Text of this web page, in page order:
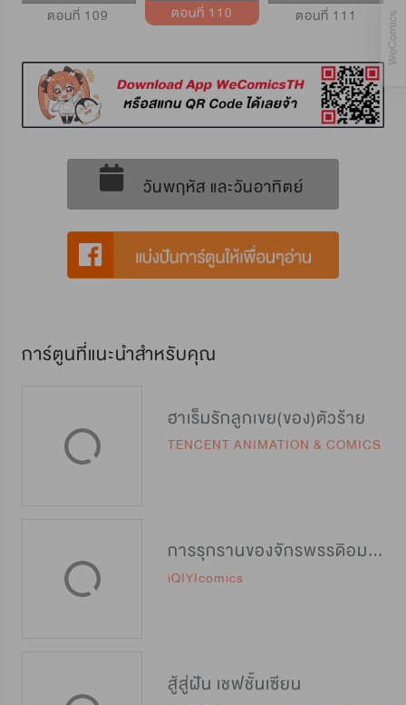
ตอนที่ 109 ตอนที่ 110 ตอนที่ 111
วันพฤหัส และวันอาทิตย์
การ์ตูนที่แนะนำสำหรับคุณ
ฮาเร็มรักลูกเขย(ของ)ตัวร้าย
TENCENT ANIMATION & COMICS
การรุกรานของจักรพรรดิอมตะ
iQIYIcomics
สู้สู่ฝัน เชฟชั้นเซียน